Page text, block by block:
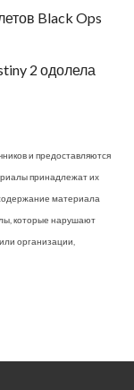
Black Ops
2 одолела
и предоставляются
принадлежат их
материала
которые нарушают
организации,